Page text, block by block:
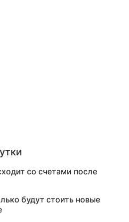
со счетами после
будут стоить новые